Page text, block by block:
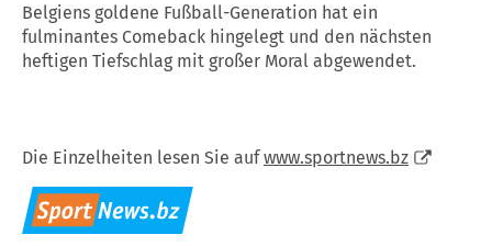
Belgiens goldene Fußball-Generation hat ein
fulminantes Comeback hingelegt und den nächsten
heftigen Tiefschlag mit großer Moral abgewendet.
Die Einzelheiten lesen Sie aufwww.sportnews.bz